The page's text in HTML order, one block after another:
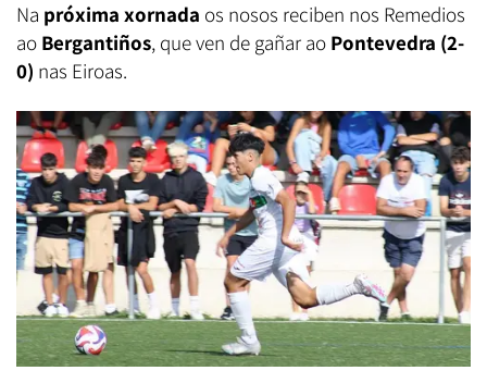
Na próxima xornada os nosos reciben nos Remedios
ao Bergantiños, que ven de gañar ao Pontevedra (2-
0) nas Eiroas.